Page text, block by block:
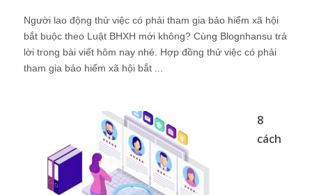
Người lao động thử việc có phải tham gia bảo hiểm xã hội
bắt buộc theo Luật BHXH mới không? Cùng Blognhansu trả
lời trong bài viết hôm nay nhé. Hợp đồng thử việc có phải
tham gia bảo hiểm xã hội bắt ...
8
cách